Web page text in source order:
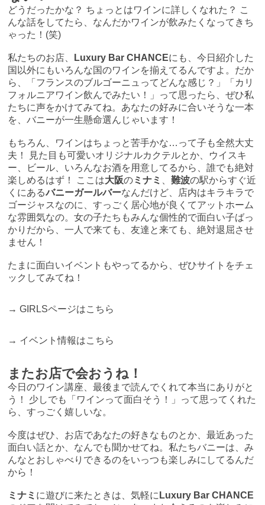
どうだったかな？ ちょっとはワインに詳しくなれた？ こ
んな話をしてたら、なんだかワインが飲みたくなってきち
ゃった！(笑)
私たちのお店、 Luxury Bar CHANCEにも、今日紹介した
国以外にもいろんな国のワインを揃えてるんですよ。だか
ら、「フランスのブルゴーニュってどんな感じ？」「カリ
フォルニアワイン飲んでみたい！」って思ったら、ぜひ私
たちに声をかけてみてね。あなたの好みに合いそうな一本
を、バニーが一生懸命選んじゃいます！
もちろん、ワインはちょっと苦手かな…って子も全然大丈
夫！ 見た目も可愛いオリジナルカクテルとか、ウイスキ
ー、ビール、いろんなお酒を用意してるから、誰でも絶対
楽しめるはず！ ここは大阪のミナミ 、難波の駅からすぐ近
くにあるバニーガールバーなんだけど、店内はキラキラで
ゴージャスなのに、すっごく居心地が良くてアットホーム
な雰囲気なの。女の子たちもみんな個性的で面白い子ばっ
かりだから、一人で来ても、友達と来ても、絶対退屈させ
ません！
たまに面白いイベントもやってるから、ぜひサイトをチェ
ックしてみてね！
→GIRLSページはこちら
→ イベント情報はこちら
またお店で会おうね！
今日のワイン講座、最後まで読んでくれて本当にありがと
う！ 少しでも「ワインって面白そう！」って思ってくれた
ら、すっごく嬉しいな。
今度はぜひ、お店であなたの好きなものとか、最近あった
面白い話とか、なんでも聞かせてね。私たちバニーは、み
んなとおしゃべりできるのをいっつも楽しみにしてるんだ
から！
ミナミ に遊びに来たときは、気軽に Luxury Bar CHANCE